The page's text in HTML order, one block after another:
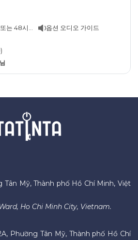
옵션 오디오 가이드
)
Tân Mỹ, Thành phố Hồ Chí Minh, Việt
Ho Chi Minh City, Vietnam.
Phường Tân Mỹ, Thành phố Hồ Chí